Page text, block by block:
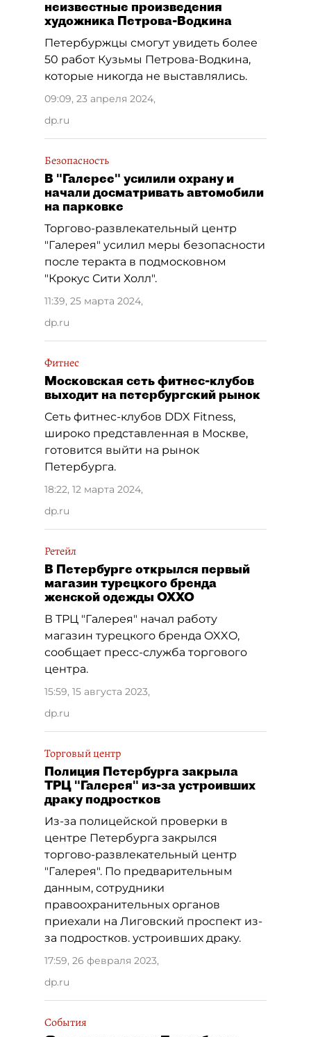
неизвестные произведения
художника Петрова-Водкина
Петербуржцы смогут увидеть более
50 работ Кузьмы Петрова-Водкина,
которые никогда не выставлялись.
09:09, 23 апреля 2024,
dp.ru
Безопасность
В "Галерее" усилили охрану и
начали досматривать автомобили
на парковке
Торгово-развлекательный центр
"Галерея" усилил меры безопасности
после теракта в подмосковном
"Крокус Сити Холл".
11:39, 25 марта 2024,
dp.ru
Фитнес
Московская сеть фитнес-клубов
выходит на петербургский рынок
Сеть фитнес-клубов DDX Fitness,
широко представленная в Москве,
готовится выйти на рынок
Петербурга.
18:22, 12 марта 2024,
dp.ru
Ретейл
В Петербурге открылся первый
магазин турецкого бренда
женской одежды OXXO
В ТРЦ "Галерея" начал работу
магазин турецкого бренда OXXO,
сообщает пресс-служба торгового
центра.
15:59, 15 августа 2023,
dp.ru
Торговый центр
Полиция Петербурга закрыла
ТРЦ "Галерея" из-за устроивших
драку подростков
Из-за полицейской проверки в
центре Петербурга закрылся
торгово-развлекательный центр
"Галерея". По предварительным
данным, сотрудники
правоохранительных органов
приехали на Лиговский проспект из-
за подростков. устроивших драку.
17:59, 26 февраля 2023,
dp.ru
События